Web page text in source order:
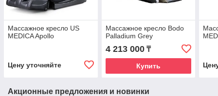
Массажное кресло US
MEDICA Apollo
Цену уточняйте
Массажное кресло Bodo
Palladium Grey
4 213 000₸
Купить
Акционные предложения и новинки